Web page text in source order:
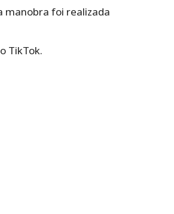
manobra foi realizada
TikTok.